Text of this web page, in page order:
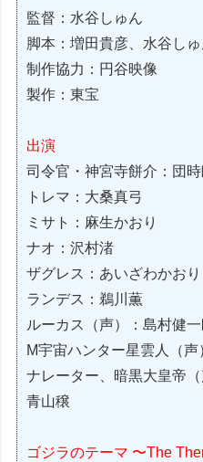
監督：水谷しゅん
脚本：増田貴彦、水谷し
制作協力：円谷映像
製作：東宝
出演
司令官・神宮寺餅介：団時
トレマ：大桑真弓
ミサト：麻生かおり
ナオ：沢村渚
ザグレス：あいざわかおり
ランデス：鵜川薫
ルーカス（声）：島村健
M宇宙ハンター星雲人（
ナレーター、暗黒大皇帝
青山穣
ゴジラのテーマ 〜The